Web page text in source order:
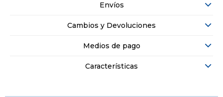
Envíos
Cambios y Devoluciones
Medios de pago
Características